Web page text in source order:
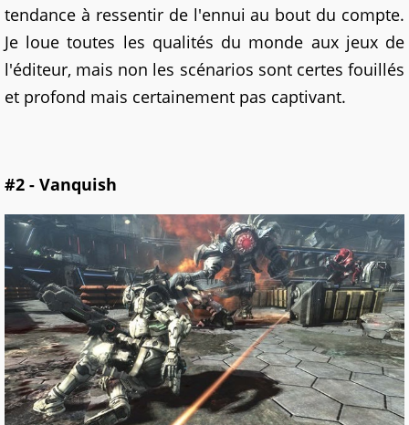
tendance à ressentir de l'ennui au bout du compte.
Je loue toutes les qualités du monde aux jeux de
l'éditeur, mais non les scénarios sont certes fouillés
et profond mais certainement pas captivant.
#2 - Vanquish